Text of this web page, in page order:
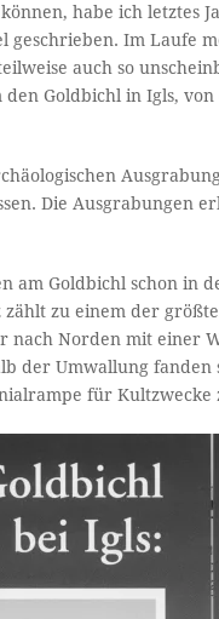
habe ich letztes
geschrieben. Im Laufe
auch so
Goldbichl in Igls,
Die Ausgrabungen
am Goldbichl schon in
zu einem der
nach Norden mit einer
der Umwallung fanden
für Kultzwecke